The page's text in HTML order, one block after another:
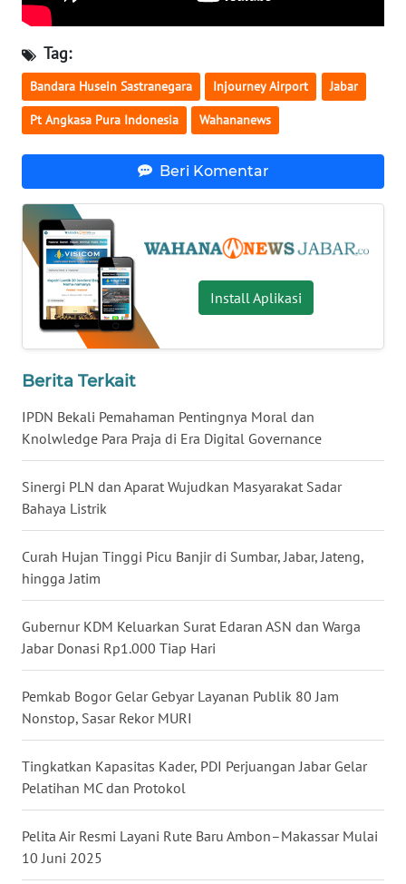
Tag:
Bandara Husein Sastranegara Injourney Airport Jabar
Pt Angkasa Pura Indonesia Wahananews
Beri Komentar
Install Aplikasi
Berita Terkait
IPDN Bekali Pemahaman Pentingnya Moral dan
Knolwledge Para Praja di Era Digital Governance
Sinergi PLN dan Aparat Wujudkan Masyarakat Sadar
Bahaya Listrik
Curah Hujan Tinggi Picu Banjir di Sumbar, Jabar, Jateng,
hingga Jatim
Gubernur KDM Keluarkan Surat Edaran ASN dan Warga
Jabar Donasi Rp1.000 Tiap Hari
Pemkab Bogor Gelar Gebyar Layanan Publik 80 Jam
Nonstop, Sasar Rekor MURI
Tingkatkan Kapasitas Kader, PDI Perjuangan Jabar Gelar
Pelatihan MC dan Protokol
Pelita Air Resmi Layani Rute Baru Ambon–Makassar Mulai
10 Juni 2025
WN
BALI
WN
KALBAR
KALTARA
WN
KALSEL
WN
WN
SULSEL
WN
GORONTALO
WN
SULUT
MALUKU
MALUT
DAIRI
DANAU
TOBA